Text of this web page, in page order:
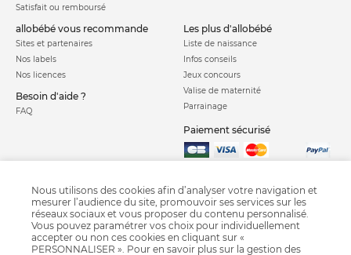
Satisfait ou remboursé
allobébé vous recommande
Sites et partenaires
Nos labels
Nos licences
Besoin d'aide ?
FAQ
les plus d'allobébé
Liste de naissance
Infos conseils
Jeux concours
Valise de maternité
Parrainage
Paiement sécurisé
Nous utilisons des cookies afin d’analyser votre navigation et
mesurer l’audience du site, promouvoir ses services sur les
réseaux sociaux et vous proposer du contenu personnalisé.
Vous pouvez paramétrer vos choix pour individuellement
accepter ou non ces cookies en cliquant sur «
PERSONNALISER ». Pour en savoir plus sur la gestion des